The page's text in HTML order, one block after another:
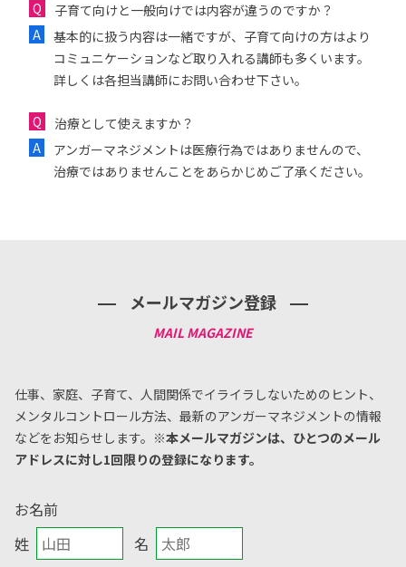
子育て向けと一般向けでは内容が違うのですか？
基本的に扱う内容は一緒ですが、子育て向けの方はより
コミュニケーションなど取り入れる講師も多くいます。
詳しくは各担当講師にお問い合わせ下さい。
治療として使えますか？
アンガーマネジメントは医療行為ではありませんので、
治療ではありませんことをあらかじめご了承ください。
メールマガジン登録
仕事、家庭、子育て、人間関係でイライラしないためのヒント、
メンタルコントロール方法、 最新のアンガーマネジメントの情報
などをお知らせします。 ※本メールマガジンは、ひとつのメール
アドレスに対し1回限りの登録になります。
お名前
姓
名